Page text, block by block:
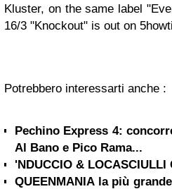
Kluster, on the same label
16/3 "Knockout" is out on
Potrebbero interessarti anche :
Pechino Express 4:
Al Bano e Pico Rama...
'NDUCCIO & LOCASCIULLI
QUEENMANIA la più